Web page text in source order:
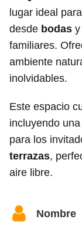
lugar ideal
desde bodas y
familiares.
ambiente
inolvidables.
Este espacio
incluyendo una
para los
terrazas,
aire libre.
Nombre